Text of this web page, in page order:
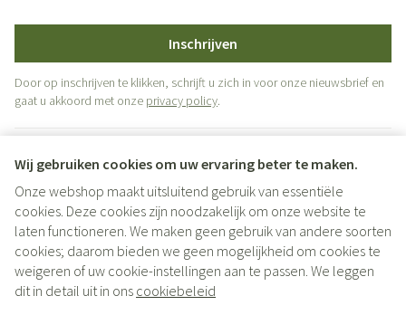
Wij gebruiken cookies om uw ervaring beter te maken.
Onze webshop maakt uitsluitend gebruik van essentiële
cookies. Deze cookies zijn noodzakelijk om onze website te
laten functioneren. We maken geen gebruik van andere soorten
cookies; daarom bieden we geen mogelijkheid om cookies te
weigeren of uw cookie-instellingen aan te passen. We leggen
dit in detail uit in ons cookiebeleid
Inschrijven
Door op inschrijven te klikken, schrijft u zich in voor onze nieuwsbrief en
gaat u akkoord met onze privacy policy.
Juridische links